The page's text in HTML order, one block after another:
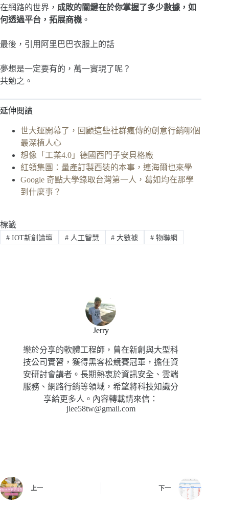
在網路的世界， 成敗的關鍵在於你掌握了多少數據，如
何透過平台，拓展商機 。
最後，引用阿里巴巴衣服上的話
夢想是一定要有的，萬一實現了呢？
共勉之。
延伸閱讀
世大運開幕了，回顧這些社群瘋傳的創意行銷哪個
最深植人心
想像「工業4.0」德國西門子安貝格廠
紅領集團：量產訂製西裝的本事，連海爾也來學
Google 奇點大學錄取台灣第一人，葛如均在那學
到什麼事？
標籤
#IOT新創論壇 #人工智慧 # 大數據 # 物聯網
Jerry
樂於分享的軟體工程師，曾在新創與大型科
技公司實習，獲得黑客松競賽冠軍，擔任資
安研討會講者。長期熱衷於資訊安全、雲端
服務、網路行銷等領域，希望將科技知識分
享給更多人。內容轉載請來信：
jlee58tw@gmail.com
上一 下一